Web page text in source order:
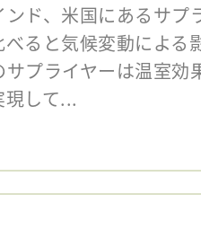
ド、米国にあるサプ
ると気候変動による
プライヤーは温室効
して...